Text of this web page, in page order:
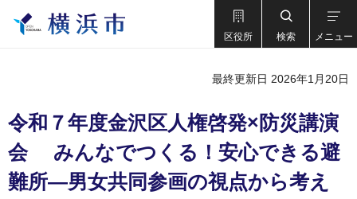
区役所 検索 メニュー
最終更新日 2026年1月20日
令和７年度金沢区人権啓発×防災講演
会 みんなでつくる！安心できる避
難所―男女共同参画の視点から考え